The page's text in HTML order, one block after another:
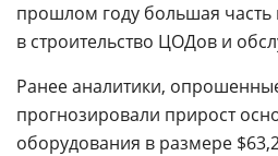
прошлом году большая часть
в строительство ЦОДов и
Ранее аналитики,
прогнозировали прирост
оборудования в размере